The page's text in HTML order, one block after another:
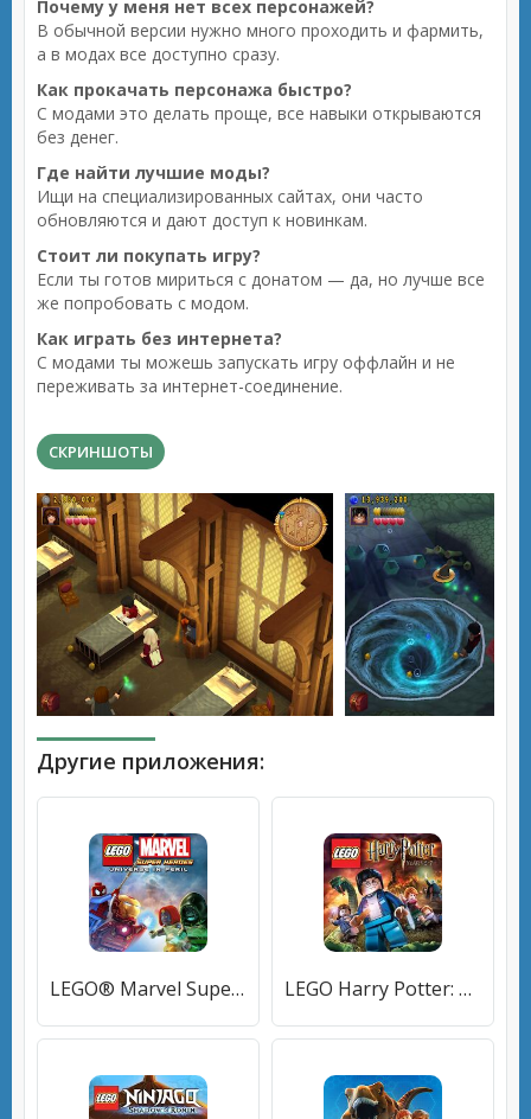
Почему у меня нет всех персонажей?
В обычной версии нужно много проходить и фармить,
а в модах все доступно сразу.
Как прокачать персонажа быстро?
С модами это делать проще, все навыки открываются
без денег.
Где найти лучшие моды?
Ищи на специализированных сайтах, они часто
обновляются и дают доступ к новинкам.
Стоит ли покупать игру?
Если ты готов мириться с донатом — да, но лучше все
же попробовать с модом.
Как играть без интернета?
С модами ты можешь запускать игру оффлайн и не
переживать за интернет-соединение.
СКРИНШОТЫ
Другие приложения:
LEGO® Marvel Super Heroes LEGO Harry Potter: Years 5-7